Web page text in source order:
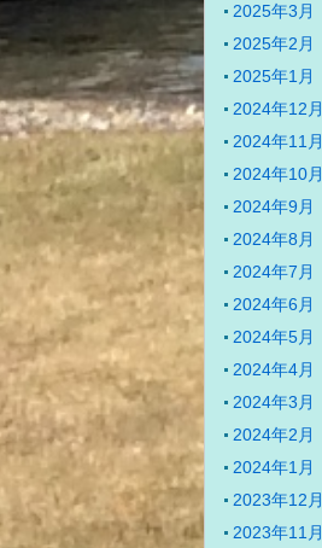
2025年3月
2025年2月
2025年1月
2024年12月
2024年11月
2024年10月
2024年9月
2024年8月
2024年7月
2024年6月
2024年5月
2024年4月
2024年3月
2024年2月
2024年1月
2023年12月
2023年11月